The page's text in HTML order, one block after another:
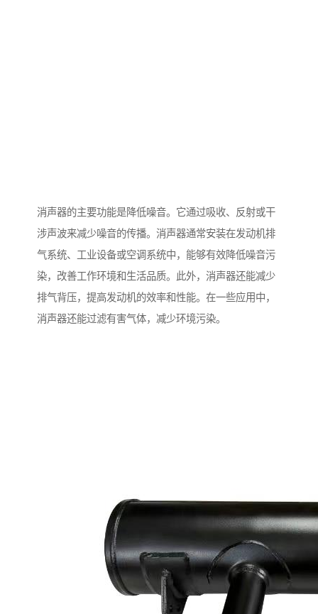
消声器的主要功能是降低噪音。它通过吸收、反射或干
涉声波来减少噪音的传播。消声器通常安装在发动机排
气系统、工业设备或空调系统中，能够有效降低噪音污
染，改善工作环境和生活品质。此外，消声器还能减少
排气背压，提高发动机的效率和性能。在一些应用中，
消声器还能过滤有害气体，减少环境污染。